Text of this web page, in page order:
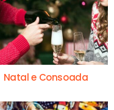
Natal e Consoada